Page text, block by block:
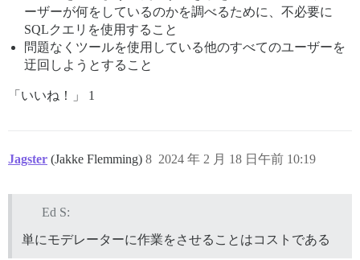
ーザーが何をしているのかを調べるために、不必要に
SQLクエリを使用すること
問題なくツールを使用している他のすべてのユーザーを
迂回しようとすること
「いいね！」 1
Jagster (Jakke Flemming) 2024 年 2 月 18 日午前 10:19
8
Ed S:
単にモデレーターに作業をさせることはコストである